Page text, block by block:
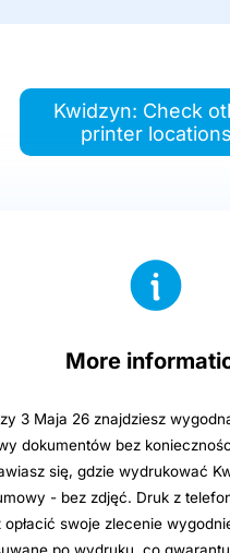
Kwidzyn: Check
printer locations
More
3 Maja 26 znajdziesz
dokumentów bez
się, gdzie wydrukować
- bez zdjęć. Druk z
swoje zlecenie